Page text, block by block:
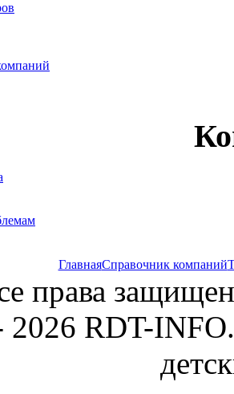
ГлавнаяСправочник компаний
права
RDT-